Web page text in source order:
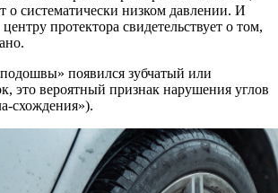
о систематически низком давлении. И
протектора свидетельствует о том,
появился зубчатый или
это вероятный признак нарушения углов
схождения»).